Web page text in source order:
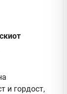
и гордост,